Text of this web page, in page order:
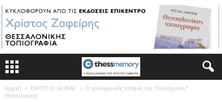
Αρχική ΕΙΚΟΣΤΟΣ ΑΙΩΝΑΣ
Ο ραδιοφωνικός σταθμός του "Πολυτεχνείου"
Θεσσαλονίκης